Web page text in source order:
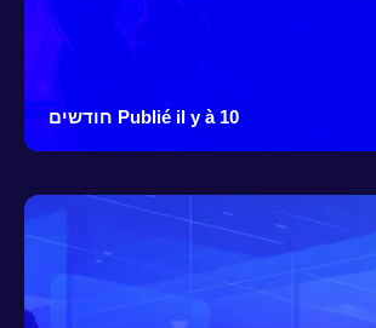
Publié il y à 10 חודשים